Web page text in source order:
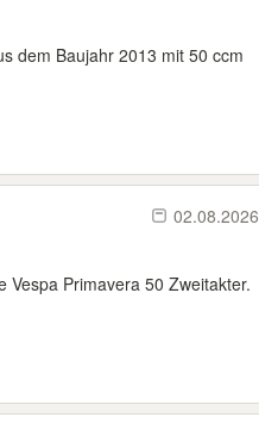
dem Baujahr 2013 mit 50 ccm
02.08.2026
Vespa Primavera 50 Zweitakter.